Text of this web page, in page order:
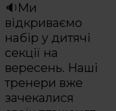
🔉Ми
відкриваємо
набір у дитячі
секції на
вересень. Наші
тренери вже
зачекалися